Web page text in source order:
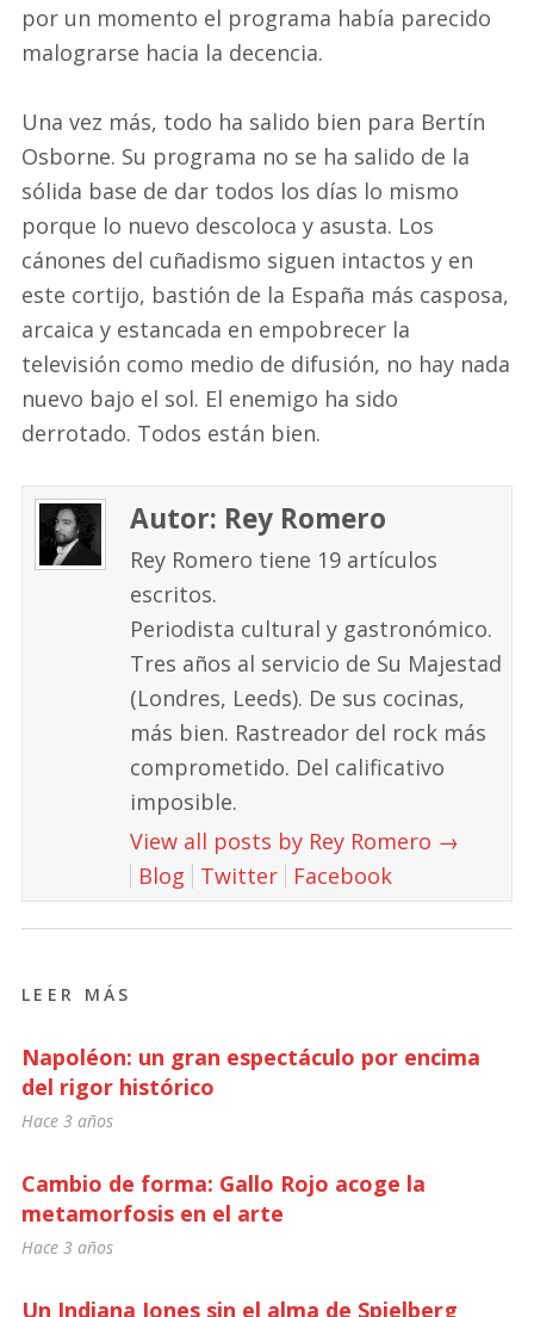
por un momento el programa había parecido
malograrse hacia la decencia.
Una vez más, todo ha salido bien para Bertín
Osborne. Su programa no se ha salido de la
sólida base de dar todos los días lo mismo
porque lo nuevo descoloca y asusta. Los
cánones del cuñadismo siguen intactos y en
este cortijo, bastión de la España más casposa,
arcaica y estancada en empobrecer la
televisión como medio de difusión, no hay nada
nuevo bajo el sol. El enemigo ha sido
derrotado. Todos están bien.
Autor: Rey Romero
Rey Romero tiene 19 artículos
escritos.
Periodista cultural y gastronómico.
Tres años al servicio de Su Majestad
(Londres, Leeds). De sus cocinas,
más bien. Rastreador del rock más
comprometido. Del calificativo
imposible.
View all posts by Rey Romero →
Blog
Twitter Facebook
LEER MÁS
Napoléon: un gran espectáculo por encima
del rigor histórico
Hace 3 años
Cambio de forma: Gallo Rojo acoge la
metamorfosis en el arte
Hace 3 años
Un Indiana Jones sin el alma de Spielberg